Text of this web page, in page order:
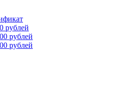
рублей
рублей
рублей